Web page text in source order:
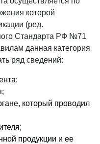
которой
(ред.
Стандарта РФ №71
данная категория
ряд сведений:
который проводил
продукции и ее